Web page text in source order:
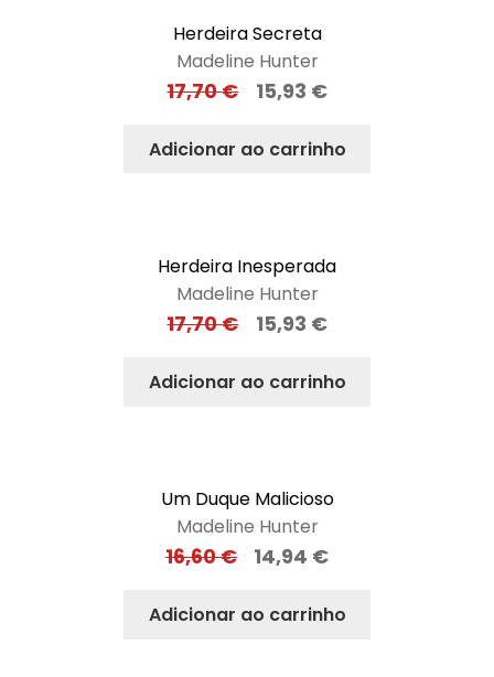
Herdeira Secreta
Madeline Hunter
17,70€ 15,93 €
Adicionar ao carrinho
Herdeira Inesperada
Madeline Hunter
17,70€ 15,93 €
Adicionar ao carrinho
Um Duque Malicioso
Madeline Hunter
16,60€ 14,94 €
Adicionar ao carrinho